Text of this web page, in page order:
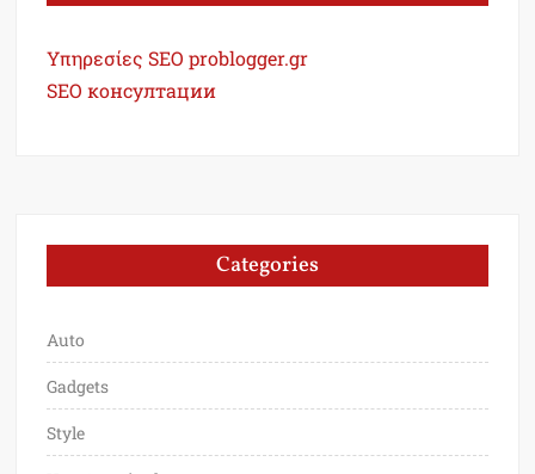
Υπηρεσίες SEO problogger.gr
SEO консултации
Categories
Auto
Gadgets
Style